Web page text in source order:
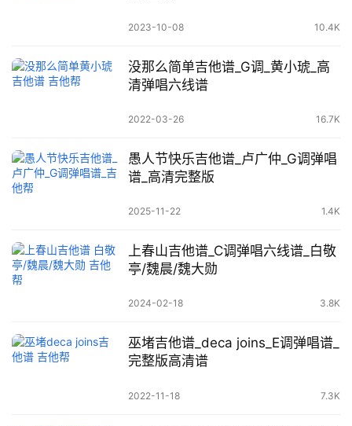
2023-10-08 10.4K
没那么简单吉他谱_G调_黄小琥_高
清弹唱六线谱
2022-03-26 16.7K
愚人节快乐吉他谱_卢广仲_G调弹唱
谱_高清完整版
2025-11-22 1.4K
上春山吉他谱_C调弹唱六线谱_白敬
亭/魏晨/魏大勋
2024-02-18 3.8K
巫堵吉他谱_deca joins_E调弹唱谱_
完整版高清谱
2022-11-18 7.3K